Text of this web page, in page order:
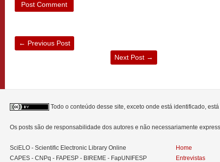
← Previous Post
Next Post →
Todo o conteúdo desse site, exceto onde está identificado,
Os posts são de responsabilidade dos autores e não necessariamente
SciELO - Scientific Electronic Library Online
CAPES - CNPq - FAPESP - BIREME - FapUNIFESP
Home
Entrevistas